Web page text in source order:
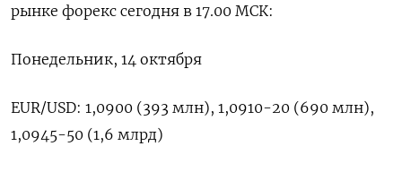
рынке форекс сегодня в 17.00 МСК:
Понедельник, 14 октября
EUR/USD: 1,0900 (393 млн), 1,0910-20 (690 млн),
1,0945-50 (1,6 млрд)